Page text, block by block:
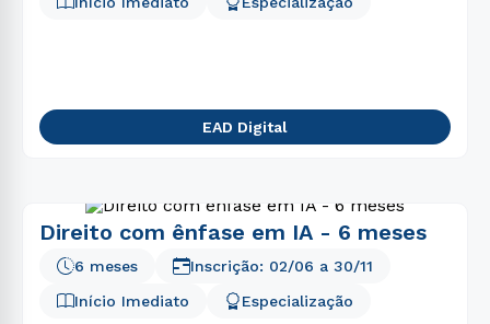
EAD Digital
Direito com ênfase em IA - 6 meses
Início Imediato
6 meses
Especialização
Inscrição: 02/06 a 30/11